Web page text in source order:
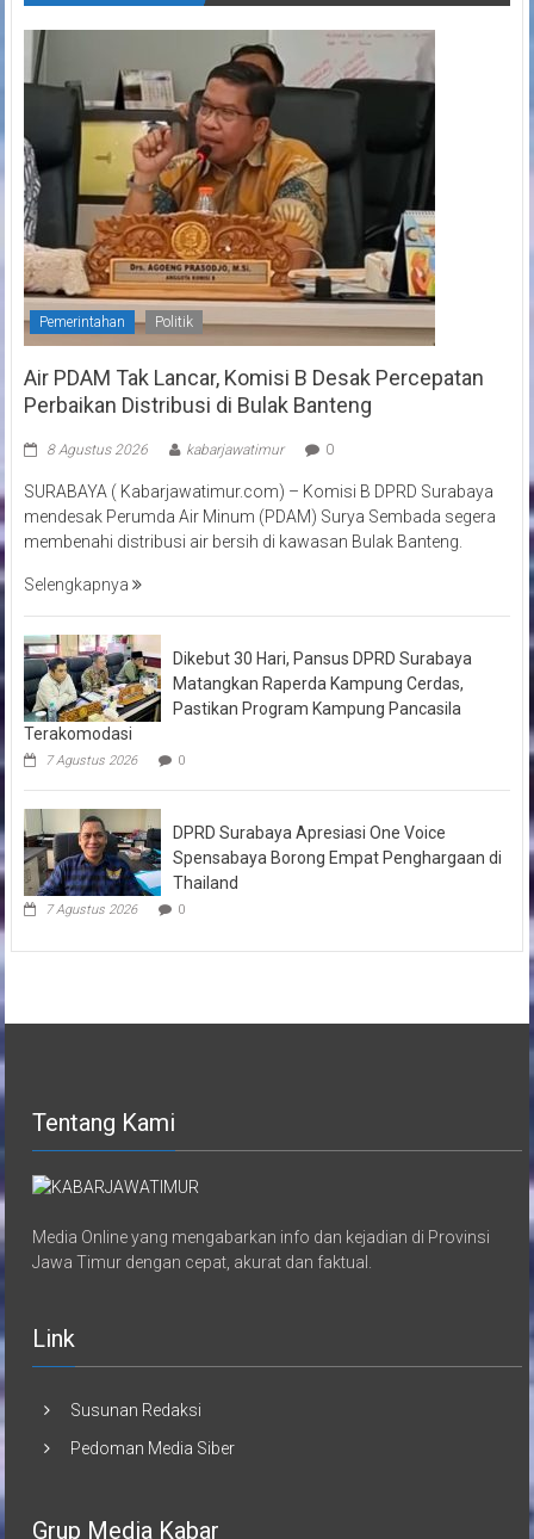
Pemerintahan Politik
Air PDAM Tak Lancar, Komisi B Desak Percepatan
Perbaikan Distribusi di Bulak Banteng
8 Agustus 2026 kabarjawatimur 0
SURABAYA ( Kabarjawatimur.com) – Komisi B DPRD Surabaya
mendesak Perumda Air Minum (PDAM) Surya Sembada segera
membenahi distribusi air bersih di kawasan Bulak Banteng.
Selengkapnya
Dikebut 30 Hari, Pansus DPRD Surabaya
Matangkan Raperda Kampung Cerdas,
Pastikan Program Kampung Pancasila
Terakomodasi
7 Agustus 2026 0
DPRD Surabaya Apresiasi One Voice
Spensabaya Borong Empat Penghargaan di
Thailand
7 Agustus 2026 0
Tentang Kami
Media Online yang mengabarkan info dan kejadian di Provinsi
Jawa Timur dengan cepat, akurat dan faktual.
Link
Susunan Redaksi
Pedoman Media Siber
Grup Media Kabar